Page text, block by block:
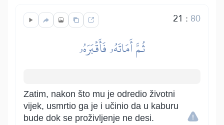
21 : 80
ثُمَّ أَمَاتَهُۥ فَأَقۡبَرَهُۥ
Zatim, nakon što mu je odredio životni
vijek, usmrtio ga je i učinio da u kaburu
bude dok se proživljenje ne desi.